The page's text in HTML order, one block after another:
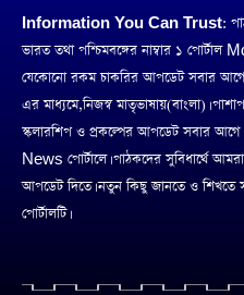
Information You Can Trust:
ভারত তথা পশ্চিমবঙ্গের নাম্বার ১
যেকোনো রকম চাকরির আপডেট সবার
এর মাধ্যমে,নিজস্ব মাতৃভাষায়(বাংলা)।
স্কলারশিপ ও প্রকল্পের আপডেট সবার
News পোর্টালে। পাঠকদের সুবিধার্থে
আপডেট দিতে। নতুন কিছু জানতে ও
পোর্টালটি।